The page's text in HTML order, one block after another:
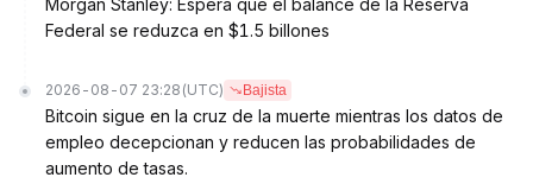
Morgan Stanley: Espera que el balance de la Reserva
Federal se reduzca en $1.5 billones
2026-08-07 23:28 (UTC) Bajista
Bitcoin sigue en la cruz de la muerte mientras los datos de
empleo decepcionan y reducen las probabilidades de
aumento de tasas.